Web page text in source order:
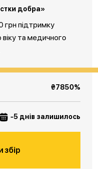
добра»
підтримку
та медичного
₴7850%
-5 днів залишилось
збір